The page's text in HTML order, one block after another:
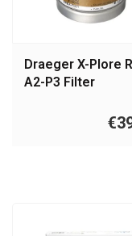
Draeger X-Plore
A2-P3 Filter